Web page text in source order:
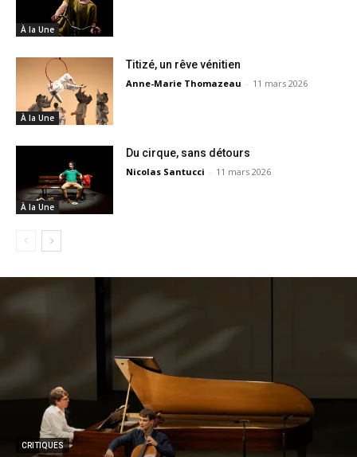
À la Une
À la Une
Titizé, un rêve vénitien
Anne-Marie Thomazeau - 11 mars 2026
À la Une
Du cirque, sans détours
Nicolas Santucci - 11 mars 2026
CRITIQUES